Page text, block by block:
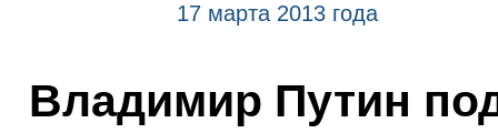
17 марта 2013 года
Владимир Путин